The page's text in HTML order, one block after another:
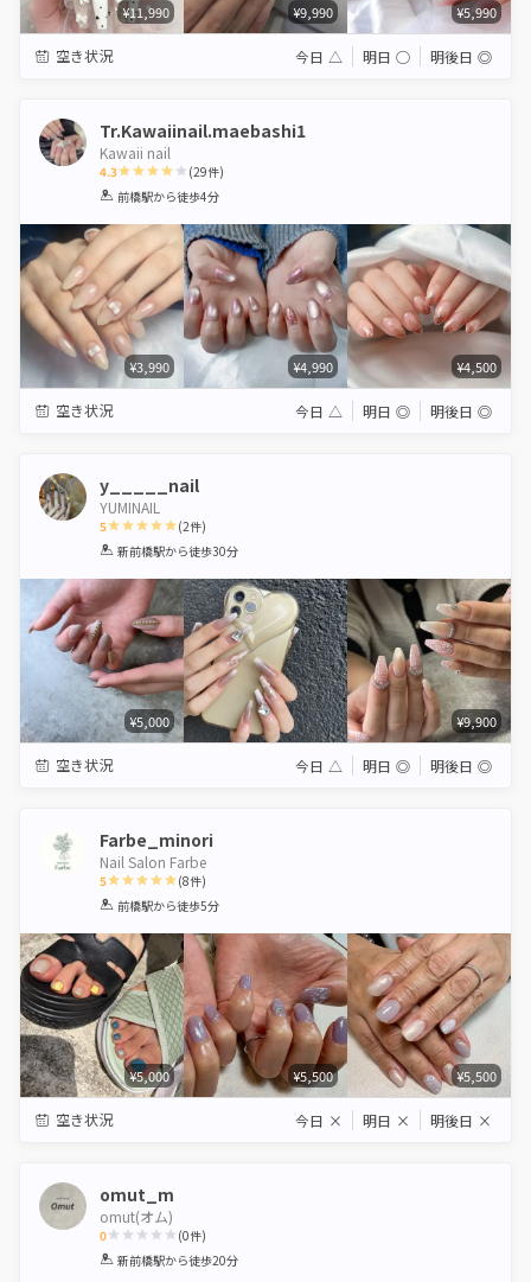
¥11,990 ¥9,990 ¥5,990
空き状況 今日 △ 明日 ◯ 明後日 ◎
Tr.Kawaiinail.maebashi1
Kawaii nail
4.3
1 2 3 4 5
(29件)
前橋駅から徒歩4分
¥3,990 ¥4,990 ¥4,500
空き状況 今日 △ 明日 ◎ 明後日 ◎
y_____nail
YUMINAIL
5
1 2 3 4 5
(2件)
新前橋駅から徒歩30分
¥5,000 ¥9,900
空き状況 今日 △ 明日 ◎ 明後日 ◎
Farbe_minori
Nail Salon Farbe
5
1 2 3 4 5
(8件)
前橋駅から徒歩5分
¥5,000 ¥5,500 ¥5,500
空き状況 今日 × 明日 × 明後日 ×
omut_m
omut(オム)
0
1 2 3 4 5
(0件)
新前橋駅から徒歩20分